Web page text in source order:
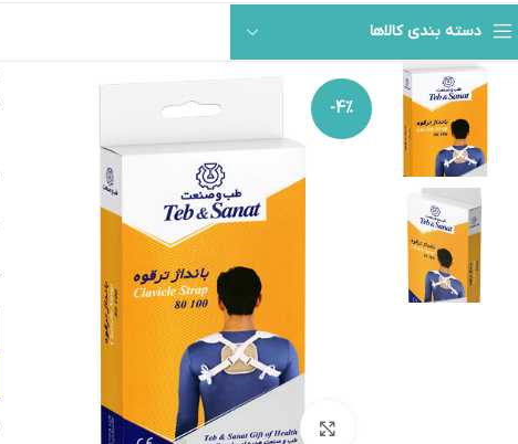
دسته بندی کالاها
-4%
بزرگنمایی تصویر